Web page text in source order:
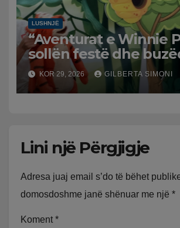
LUSHNJË
“Aventurat e Winnie
sollën festë dhe
për fëmijët në Lushnjë
KOR 29, 2026 GILBERTA SIMONI
Lini një Përgjigje
Adresa juaj email s’do të bëhet
domosdoshme janë shënuar me një *
Koment *